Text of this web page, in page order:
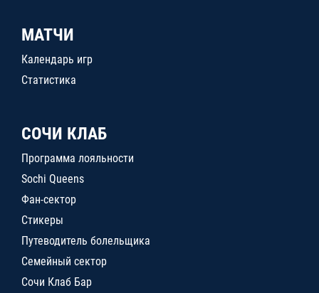
МАТЧИ
Календарь игр
Статистика
СОЧИ КЛАБ
Программа лояльности
Sochi Queens
Фан-сектор
Стикеры
Путеводитель болельщика
Семейный сектор
Сочи Клаб Бар